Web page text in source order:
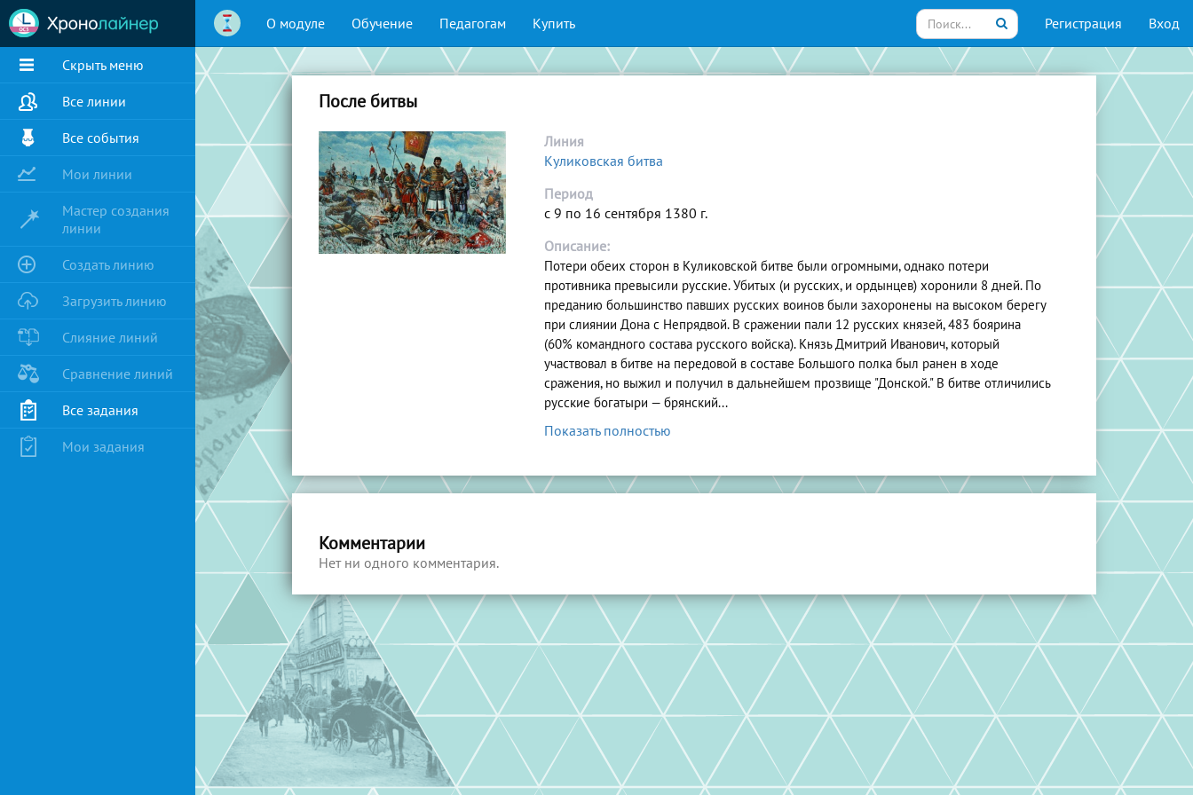
О модуле Обучение Педагогам Купить Регистрация Вход
Скрыть меню
Все линии
Все события
Мои линии
Мастер создания
линии
Создать линию
Загрузить линию
Слияние линий
Сравнение линий
Все задания
Мои задания
После битвы
Линия
Куликовская битва
Период
с 9 по 16 сентября 1380 г.
Описание:
Потери обеих сторон в Куликовской битве были огромными, однако потери
противника превысили русские. Убитых (и русских, и ордынцев) хоронили 8 дней. По
преданию большинство павших русских воинов были захоронены на высоком берегу
при слиянии Дона с Непрядвой. В сражении пали 12 русских князей, 483 боярина
(60% командного состава русского войска). Князь Дмитрий Иванович, который
участвовал в битве на передовой в составе Большого полка был ранен в ходе
сражения, но выжил и получил в дальнейшем прозвище "Донской." В битве отличились
русские богатыри — брянский...
Показать полностью
Комментарии
Нет ни одного комментария.